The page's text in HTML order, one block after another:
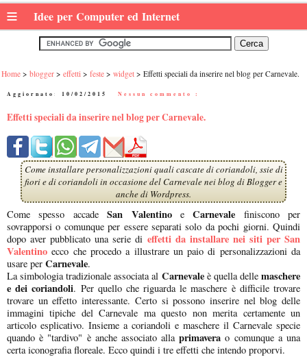
≡ Idee per Computer ed Internet
Home blogger effetti feste widget Effetti speciali da inserire nel blog per Carnevale.
Aggiornato: 10/02/2015 Nessun commento :
Effetti speciali da inserire nel blog per Carnevale.
Come installare personalizzazioni quali cascate di coriandoli, ssie di
fiori e di coriandoli in occasione del Carnevale nei blog di Blogger e
anche di Wordpress.
Come spesso accadeSan ValentinoeCarnevale finiscono per
sovrapporsi o comunque per essere separati solo da pochi giorni. Quindi
dopo aver pubblicato una serie di effetti da installare nei siti per San
Valentino ecco che procedo a illustrare un paio di personalizzazioni da
usare per Carnevale.
La simbologia tradizionale associata al Carnevaleè quella dellemaschere
e dei coriandoli. Per quello che riguarda le maschere è difficile trovare
trovare un effetto interessante. Certo si possono inserire nel blog delle
immagini tipiche del Carnevale ma questo non merita certamente un
articolo esplicativo. Insieme a coriandoli e maschere il Carnevale specie
quando è "tardivo" è anche associato allaprimavera o comunque a una
certa iconografia floreale. Ecco quindi i tre effetti che intendo proporvi.